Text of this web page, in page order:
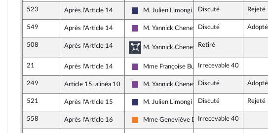
523 Après l'Article 14
Rassemblement National
M. Julien Limongi Discuté Rejeté
549 Après l'Article 14
Ensemble pour la République
M. Yannick ChenevardDiscuté Adopté
508 Après l'Article 14 Commission de la défense
M. Yannick Chenevard, rapporteur de la
Retiré
21 Après l'Article 14
Ensemble pour la République
Mme Françoise BuffetIrrecevable 40
249 Article 15, alinéa 10
Ensemble pour la République
M. Yannick ChenevardDiscuté Adopté
521 Après l'Article 15
Rassemblement National
M. Julien Limongi Discuté Rejeté
558 Après l'Article 16
Les Démocrates
Mme Geneviève Darrieussecq
Irrecevable 40